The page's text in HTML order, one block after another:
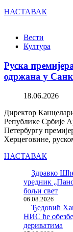
НАСТАВАК
Вести
Култура
Руска
одржана у
18.06.2026
Директор
Републике Србије
Петербургу
Херцеговине,
НАСТАВАК
Здравко
уредник
бољи свет
06.08.2026
Ђедовић
НИС ће
дериватима